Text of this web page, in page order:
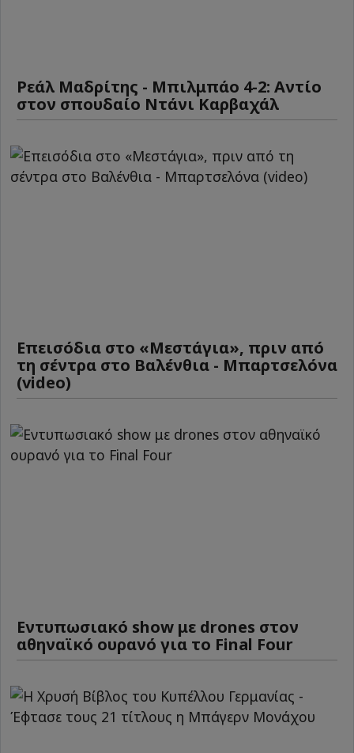
Ρεάλ Μαδρίτης - Μπιλμπάο 4-2: Αντίο
στον σπουδαίο Ντάνι Καρβαχάλ
Επεισόδια στο «Μεστάγια», πριν από
τη σέντρα στο Βαλένθια - Μπαρτσελόνα
(video)
Εντυπωσιακό show με drones στον
αθηναϊκό ουρανό για το Final Four